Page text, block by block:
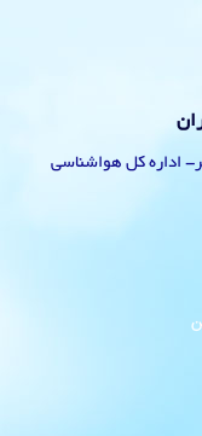
قائمشهر- اداره کل هواشناسی